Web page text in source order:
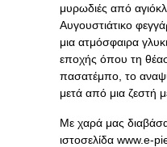
μυρωδιές από
Αυγουστιάτικο
μια ατμόσφαιρα
εποχής όπου τη
πασατέμπο, το
μετά από μια ζεστή
Με χαρά μας
ιστοσελίδα www.e-